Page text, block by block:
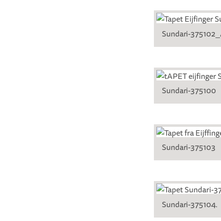
Sundari-
Sundari-375100
Sundari-375103
Sundari-375104.